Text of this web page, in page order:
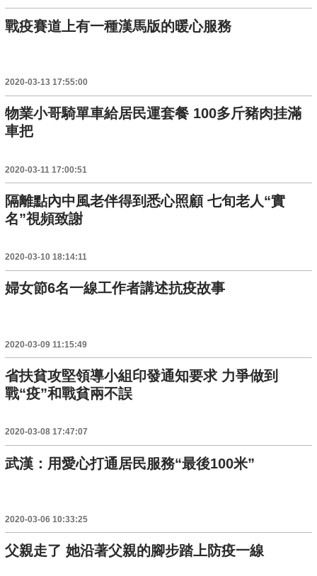
戰疫賽道上有一種漢馬版的暖心服務
2020-03-13 17:55:00
物業小哥騎單車給居民運套餐 100多斤豬肉挂滿
車把
2020-03-11 17:00:51
隔離點內中風老伴得到悉心照顧 七旬老人“實
名”視頻致謝
2020-03-10 18:14:11
婦女節6名一線工作者講述抗疫故事
2020-03-09 11:15:49
省扶貧攻堅領導小組印發通知要求 力爭做到
戰“疫”和戰貧兩不誤
2020-03-08 17:47:07
武漢：用愛心打通居民服務“最後100米”
2020-03-06 10:33:25
父親走了 她沿著父親的腳步踏上防疫一線